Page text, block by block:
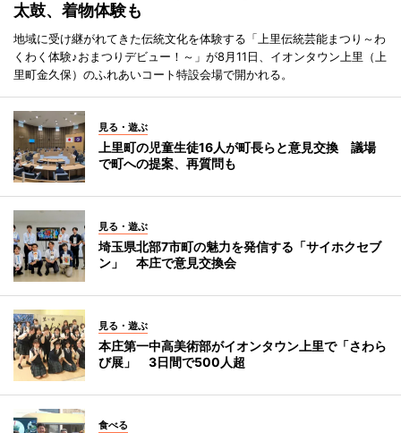
太鼓、着物体験も
地域に受け継がれてきた伝統文化を体験する「上里伝統芸能まつり～わ
くわく体験♪おまつりデビュー！～」が8月11日、イオンタウン上里（上
里町金久保）のふれあいコート特設会場で開かれる。
見る・遊ぶ
上里町の児童生徒16人が町長らと意見交換 議場
で町への提案、再質問も
見る・遊ぶ
埼玉県北部7市町の魅力を発信する「サイホクセブ
ン」 本庄で意見交換会
見る・遊ぶ
本庄第一中高美術部がイオンタウン上里で「さわら
び展」 3日間で500人超
食べる